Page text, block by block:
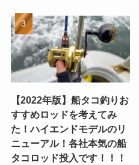
【2022年版】船タコ釣りお
すすめロッドを考えてみ
た！ハイエンドモデルのリ
ニューアル！各社本気の船
タコロッド投入です！！！